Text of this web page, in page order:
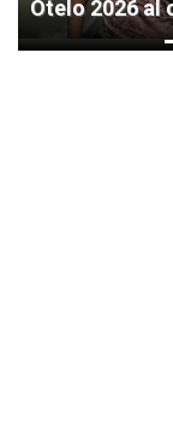
Otelo 2026 al